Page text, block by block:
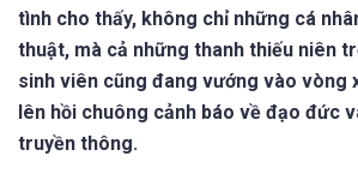
tình cho thấy, không chỉ những cá
thuật, mà cả những thanh thiếu niên
sinh viên cũng đang vướng vào vòng
lên hồi chuông cảnh báo về đạo đức
truyền thông.